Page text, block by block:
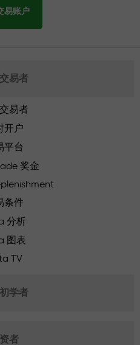
易账户
易者
易者
开户
平台
奖金
条件
分析
图表
TV
学者
者